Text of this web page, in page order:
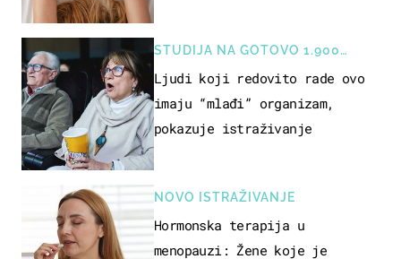
STUDIJA NA GOTOVO 1.900
OSOBA
Ljudi koji redovito rade ovo
imaju “mlađi” organizam,
pokazuje istraživanje
NOVO ISTRAŽIVANJE
Hormonska terapija u
menopauzi: Žene koje je